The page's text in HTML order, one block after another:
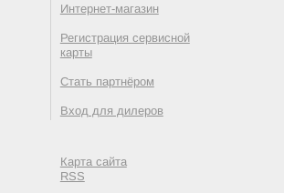
Интернет-магазин
Регистрация сервисной
карты
Стать партнёром
Вход для дилеров
Карта сайта
RSS